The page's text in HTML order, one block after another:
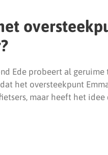
Ede probeert al
het oversteekpunt
maar heeft het